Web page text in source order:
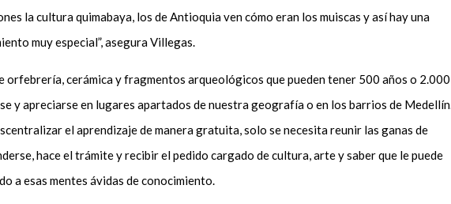
la cultura quimabaya, los de Antioquia ven cómo eran los muiscas y así hay una
muy especial”, asegura Villegas.
orfebrería, cerámica y fragmentos arqueológicos que pueden tener 500 años o
y apreciarse en lugares apartados de nuestra geografía o en los barrios de
el aprendizaje de manera gratuita, solo se necesita reunir las ganas de
hace el trámite y recibir el pedido cargado de cultura, arte y saber que le puede
a esas mentes ávidas de conocimiento.